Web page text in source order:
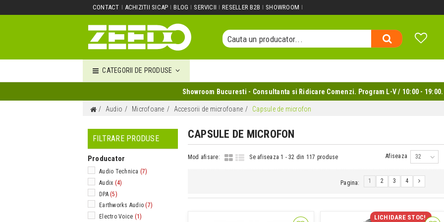
CONTACT ACHIZITII SICAP BLOG SERVICII RESELLER B2B SHOWROOM
Cauta un produs...
Cauta un producator...
CATEGORII DE PRODUSE
Showroom Bucuresti - Consultanta si Ridicare Comenzi. Program L-V / 10:00 -
Audio Microfoane Accesorii de microfoane Capsule de microfon
FILTRARE PRODUSE
Producator
Audio Technica (7)
Audix (4)
DPA(5)
Earthworks Audio (7)
Electro Voice (1)
CAPSULE DE MICROFON
Mod afisare: Se afiseaza 1 - 32 din 117 produse Afiseaza 32
Pagina: 1 2 3 4
LICHIDARE STOC!